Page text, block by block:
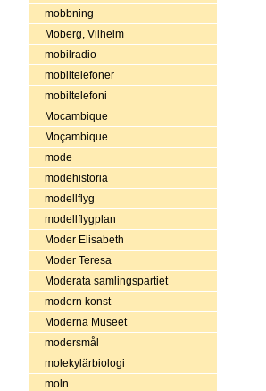
mobbning
Moberg, Vilhelm
mobilradio
mobiltelefoner
mobiltelefoni
Mocambique
Moçambique
mode
modehistoria
modellflyg
modellflygplan
Moder Elisabeth
Moder Teresa
Moderata samlingspartiet
modern konst
Moderna Museet
modersmål
molekylärbiologi
moln